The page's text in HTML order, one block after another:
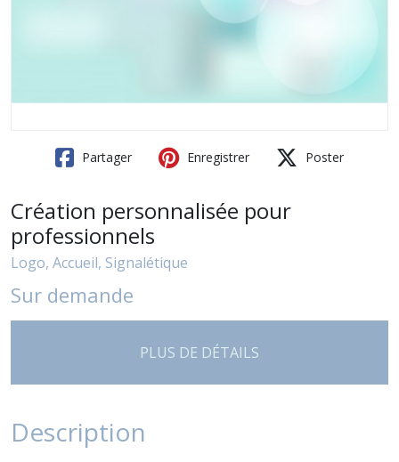
Partager Enregistrer Poster
Création personnalisée pour
professionnels
Logo, Accueil, Signalétique
Sur demande
PLUS DE DÉTAILS
Description